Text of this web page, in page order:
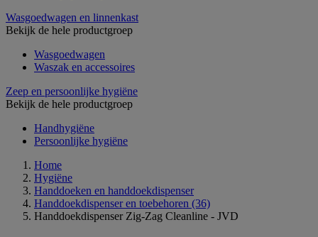
Wasgoedwagen en linnenkast
Bekijk de hele productgroep
Wasgoedwagen
Waszak en accessoires
Zeep en persoonlijke hygiëne
Bekijk de hele productgroep
Handhygiëne
Persoonlijke hygiëne
Home
Hygiëne
Handdoeken en handdoekdispenser
Handdoekdispenser en toebehoren (36)
Handdoekdispenser Zig-Zag Cleanline - JVD